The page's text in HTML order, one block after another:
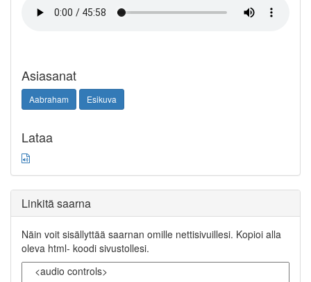
Asiasanat
Aabraham Esikuva
Lataa
Linkitä saarna
Näin voit sisällyttää saarnan omille nettisivuillesi. Kopioi alla
oleva html- koodi sivustollesi.